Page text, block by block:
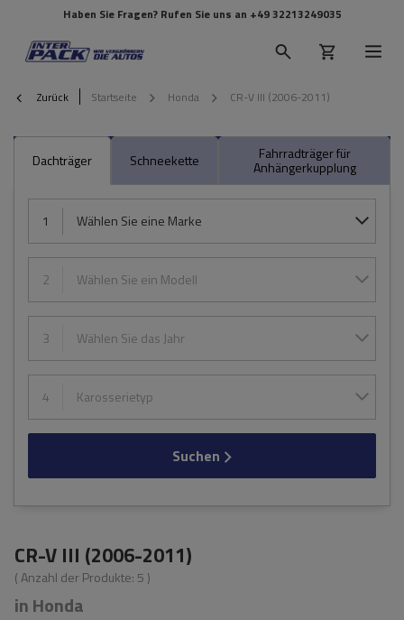
Haben Sie Fragen? Rufen Sie uns an +49 32213249035
Zurück Startseite Honda CR-V III (2006-2011)
Dachträger Schneekette Fahrradträger für
Anhängerkupplung
1 Wählen Sie eine Marke
2 Wählen Sie ein Modell
3 Wählen Sie das Jahr
4 Karosserietyp
Suchen
CR-V III (2006-2011)
( Anzahl der Produkte: 5 )
in Honda